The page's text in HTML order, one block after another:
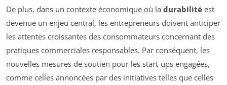
De plus, dans un contexte économique où la durabilité est
devenue un enjeu central, les entrepreneurs doivent anticiper
les attentes croissantes des consommateurs concernant des
pratiques commerciales responsables. Par conséquent, les
nouvelles mesures de soutien pour les start-ups engagées,
comme celles annoncées par des initiatives telles que celles